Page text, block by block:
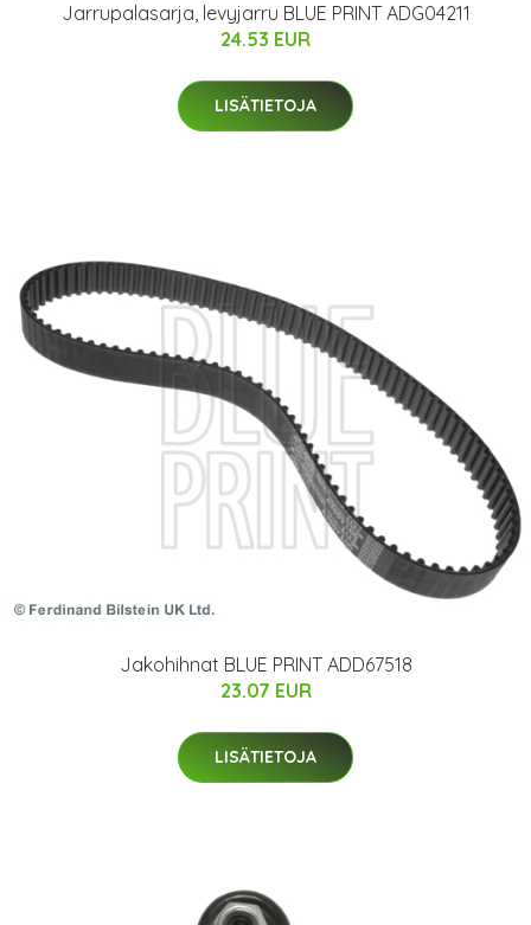
Jarrupalasarja, levyjarru BLUE PRINT ADG04211
24.53 EUR
LISÄTIETOJA
Jakohihnat BLUE PRINT ADD67518
23.07 EUR
LISÄTIETOJA